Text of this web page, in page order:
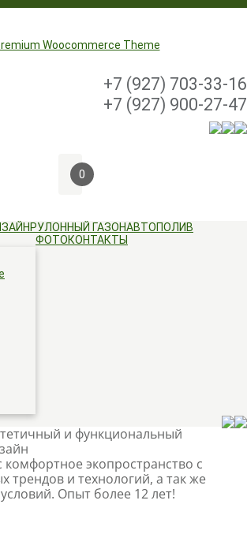
+7 (927) 703-33-16
+7 (927) 900-27-47
0
РУЛОННЫЙ ГАЗОНАВТОПОЛИВ
ФОТОКОНТАКТЫ
и функциональный
комфортное экопространство с
трендов и технологий, а так же
Опыт более 12 лет!